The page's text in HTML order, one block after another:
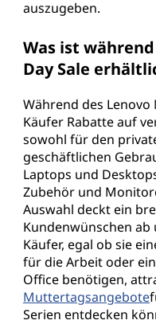
auszugeben.
Was ist
Day Sale
Während des
Käufer Rabatte auf
sowohl für den
geschäftlichen
Laptops und
Zubehör und
Auswahl deckt ein
Kundenwünschen ab
Käufer, egal ob sie
für die Arbeit oder
Office benötigen,
Muttertagsangebote
Serien entdecken